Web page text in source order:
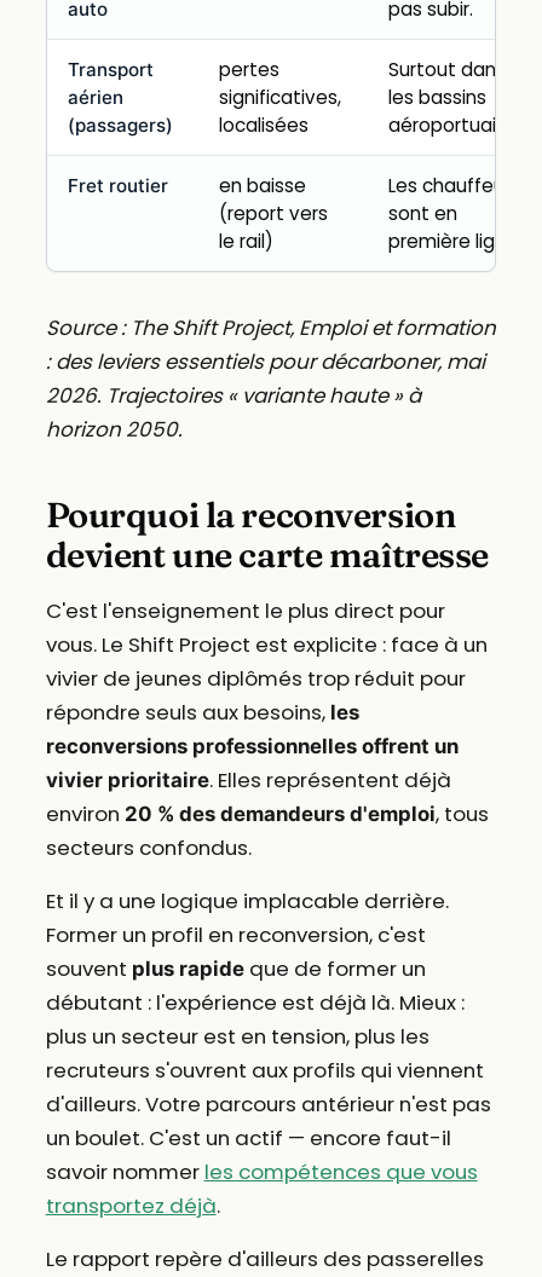
auto
pas subir.
Transport
aérien
(passagers)
pertes
significatives,
localisées
Surtout dans
les bassins
aéroportuaires.
Fret routier
en baisse
(report vers
le rail)
Les chauffeurs
sont en
première ligne.
Source : The Shift Project, Emploi et formation
: des leviers essentiels pour décarboner, mai
2026. Trajectoires « variante haute » à
horizon 2050.
Pourquoi la reconversion
devient une carte maîtresse
C'est l'enseignement le plus direct pour
vous. Le Shift Project est explicite : face à un
vivier de jeunes diplômés trop réduit pour
répondre seuls aux besoins, les
reconversions professionnelles offrent un
vivier prioritaire. Elles représentent déjà
environ 20 % des demandeurs d'emploi, tous
secteurs confondus.
Et il y a une logique implacable derrière.
Former un profil en reconversion, c'est
souvent plus rapideque de former un
débutant : l'expérience est déjà là. Mieux :
plus un secteur est en tension, plus les
recruteurs s'ouvrent aux profils qui viennent
d'ailleurs. Votre parcours antérieur n'est pas
un boulet. C'est un actif — encore faut-il
savoir nommer les compétences que vous
transportez déjà.
Le rapport repère d'ailleurs des passerelles